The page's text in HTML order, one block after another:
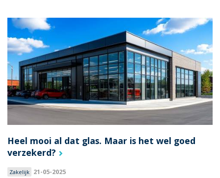
Heel mooi al dat glas. Maar is het wel goed
verzekerd?
Zakelijk 21-05-2025